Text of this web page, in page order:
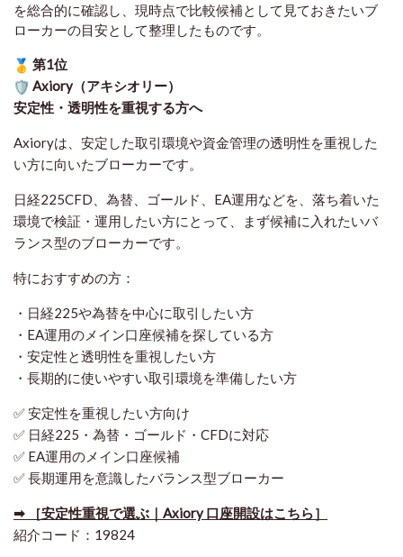
を総合的に確認し、現時点で比較候補として見ておきたいブ
ローカーの目安として整理したものです。
第1位
Axiory（アキシオリー）
安定性・透明性を重視する方へ
Axioryは、安定した取引環境や資金管理の透明性を重視した
い方に向いたブローカーです。
日経225CFD、為替、ゴールド、EA運用などを、落ち着いた
環境で検証・運用したい方にとって、まず候補に入れたいバ
ランス型のブローカーです。
特におすすめの方：
・日経225や為替を中心に取引したい方
・EA運用のメイン口座候補を探している方
・安定性と透明性を重視したい方
・長期的に使いやすい取引環境を準備したい方
✅ 安定性を重視したい方向け
✅ 日経225・為替・ゴールド・CFDに対応
✅ EA運用のメイン口座候補
✅ 長期運用を意識したバランス型ブローカー
➡ ［安定性重視で選ぶ｜Axiory 口座開設はこちら］
紹介コード：19824